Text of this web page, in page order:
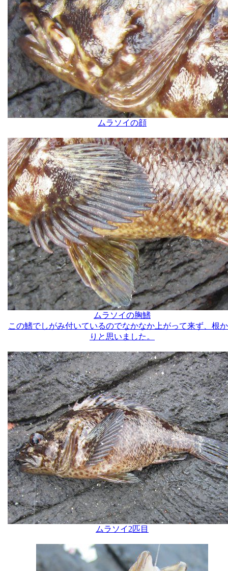
ムラソイの顔
ムラソイの胸鰭
この鰭でしがみ付いているのでなかなか上がって来ず、根
りと思いました。
ムラソイ2匹目